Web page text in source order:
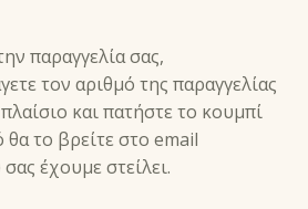
παραγγελία σας,
τον αριθμό της παραγγελίας
και πατήστε το κουμπί
το βρείτε στο email
έχουμε στείλει.